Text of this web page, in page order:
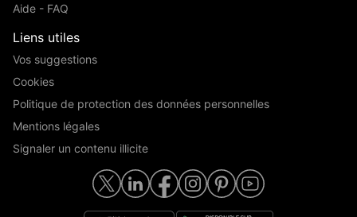
Aide - FAQ
Liens utiles
Vos suggestions
Cookies
Politique de protection des données personnelles
Mentions légales
Signaler un contenu illicite